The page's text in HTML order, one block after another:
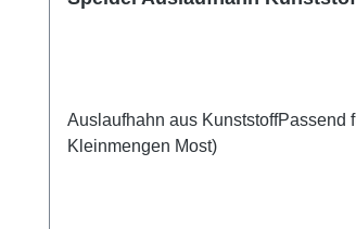
Auslaufhahn aus KunststoffPassend
Kleinmengen Most)